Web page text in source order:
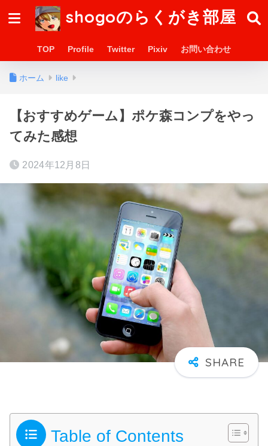
shogoのらくがき部屋
TOP Profile Twitter Pixiv お問い合わせ
ホーム like
【おすすめゲーム】ポケ森コンプをやっ
てみた感想
2024年12月8日
Table of Contents